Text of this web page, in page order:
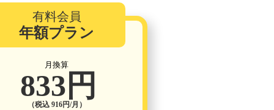
有料会員
年額プラン
月換算
833円
（税込 916円/月）